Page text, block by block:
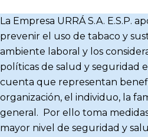
La Empresa URRÁ S.A. E.S.P.
prevenir el uso de tabaco y
ambiente laboral y los
políticas de salud y seguridad
cuenta que representan
organización, el individuo, la
general. Por ello toma
mayor nivel de seguridad y